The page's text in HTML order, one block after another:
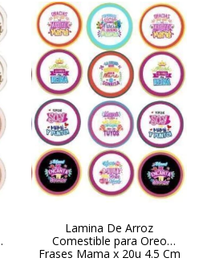
Lamina De Arroz
Comestible para Oreo
Frases Mama x 20u 4.5 Cm